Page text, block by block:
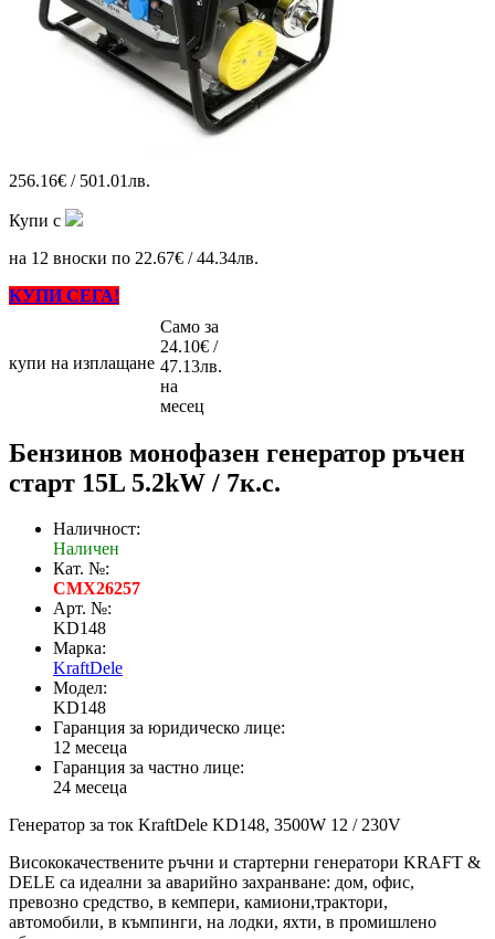
256.16€ / 501.01лв.
Купи с
на 12 вноски по 22.67€ / 44.34лв.
КУПИ СЕГА!
купи на изплащане
Само за
24.10€ /
47.13лв.
на
месец
Бензинов монофазен генератор ръчен
старт 15L 5.2kW / 7к.с.
Наличност:
Наличен
Кат. №:
CMX26257
Арт. №:
KD148
Марка:
KraftDele
Модел:
KD148
Гаранция за юридическо лице:
12 месеца
Гаранция за частно лице:
24 месеца
Генератор за ток KraftDele KD148, 3500W 12 / 230V
Висококачествените ръчни и стартерни генератори KRAFT &
DELE са идеални за аварийно захранване: дом, офис,
превозно средство, в кемпери, камиони,трактори,
автомобили, в къмпинги, на лодки, яхти, в промишлено